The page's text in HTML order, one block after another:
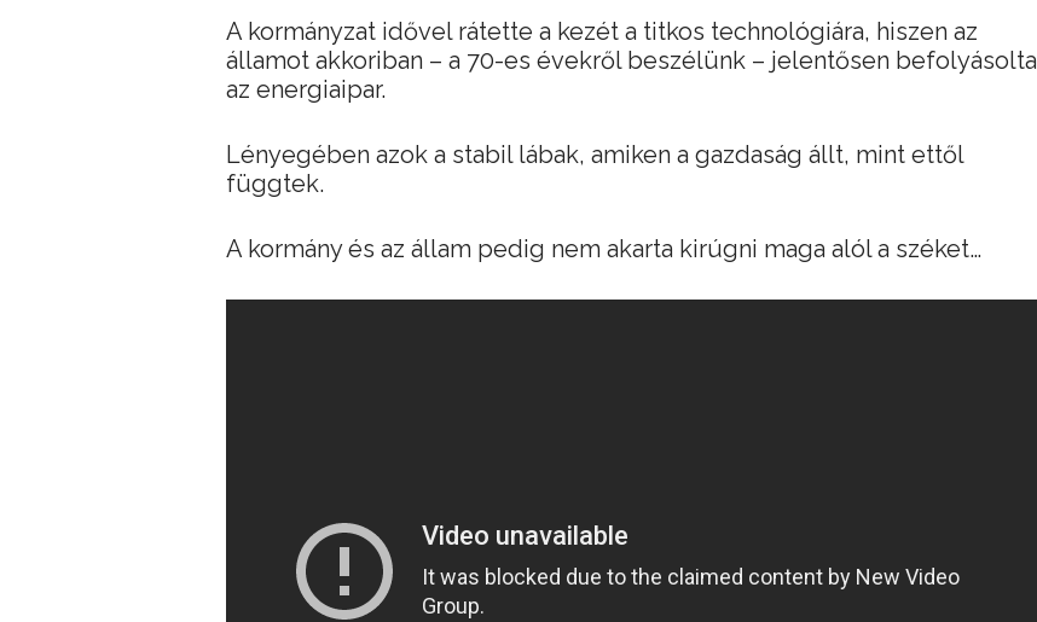
A kormányzat idővel rátette a kezét a titkos technológiára, hiszen az
államot akkoriban – a 70-es évekről beszélünk – jelentősen befolyásolta
az energiaipar.
Lényegében azok a stabil lábak, amiken a gazdaság állt, mint ettől
függtek.
A kormány és az állam pedig nem akarta kirúgni maga alól a széket…